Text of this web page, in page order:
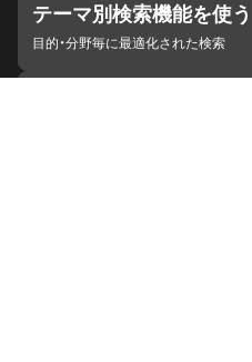
テーマ別検索機能を使う
目的・分野毎に最適化された検索